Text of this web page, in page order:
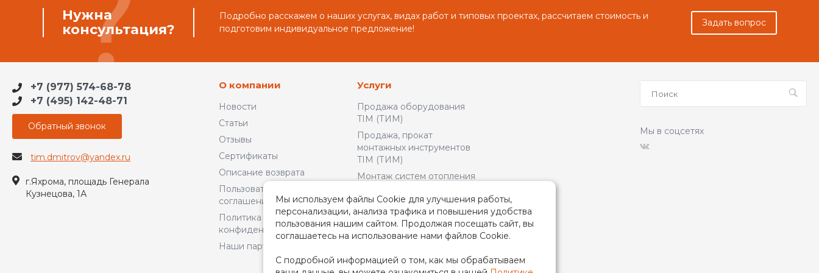
Нужна
консультация?
Подробно расскажем о наших услугах, видах работ и типовых проектах, рассчитаем стоимость и
подготовим индивидуальное предложение!
Задать вопрос
+7 (977) 574-68-78
+7 (495) 142-48-71
Обратный звонок
tim.dmitrov@yandex.ru
г.Яхрома, площадь Генерала
Кузнецова, 1А
О компании
Новости
Статьи
Отзывы
Сертификаты
Описание возврата
Пользовательское
соглашение
Политика
конфиденциальности
Наши партнеры
Услуги
Продажа оборудования
TIM (ТИМ)
Продажа, прокат
монтажных инструментов
TIM (ТИМ)
Монтаж систем отопления
Доставка и Оплата
Мы в соцсетях
Мы используем файлы Cookie для улучшения работы,
персонализации, анализа трафика и повышения удобства
пользования нашим сайтом. Продолжая посещать сайт, вы
соглашаетесь на использование нами файлов Cookie.
С подробной информацией о том, как мы обрабатываем